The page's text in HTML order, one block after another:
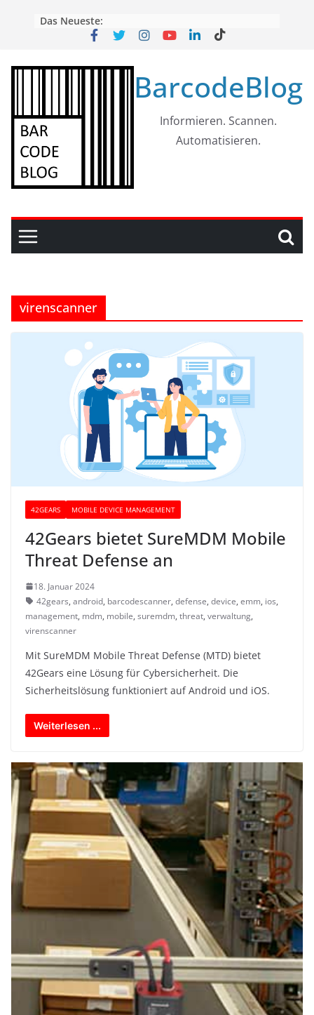
Das Neueste:
BarcodeBlog
Informieren. Scannen.
Automatisieren.
virenscanner
42GEARS MOBILE DEVICE MANAGEMENT
42Gears bietet SureMDM Mobile
Threat Defense an
18. Januar 2024
42gears, android, barcodescanner, defense, device, emm, ios,
management, mdm, mobile, suremdm, threat, verwaltung,
virenscanner
Mit SureMDM Mobile Threat Defense (MTD) bietet
42Gears eine Lösung für Cybersicherheit. Die
Sicherheitslösung funktioniert auf Android und iOS.
Weiterlesen ...